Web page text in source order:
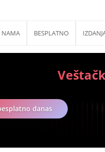
NAMA BESPLATNO
danas